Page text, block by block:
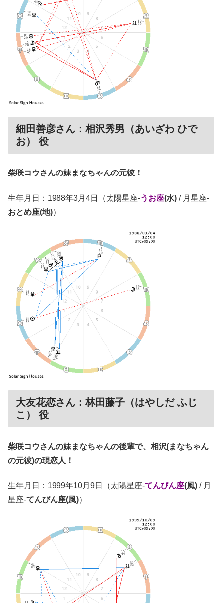
細田善彦さん：相沢秀男（あいざわ ひで
お） 役
柴咲コウさんの妹まなちゃんの元彼！
生年月日：1988年3月4日（太陽星座-うお座(水) / 月星座-
おとめ座(地)）
大友花恋さん：林田藤子（はやしだ ふじ
こ） 役
柴咲コウさんの妹まなちゃんの後輩で、相沢(まなちゃん
の元彼)の現恋人！
生年月日：1999年10月9日（太陽星座-てんびん座(風) / 月
星座-てんびん座(風)）